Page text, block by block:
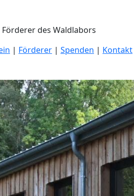
des Waldlabors
| Förderer | Spenden | Kontakt